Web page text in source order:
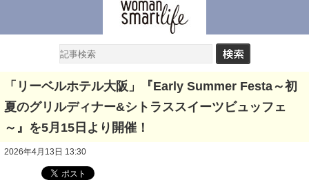
「リーベルホテル大阪」『Early Summer Festa～初
夏のグリルディナー&シトラススイーツビュッフェ
～』を5月15日より開催！
2026年4月13日 13:30